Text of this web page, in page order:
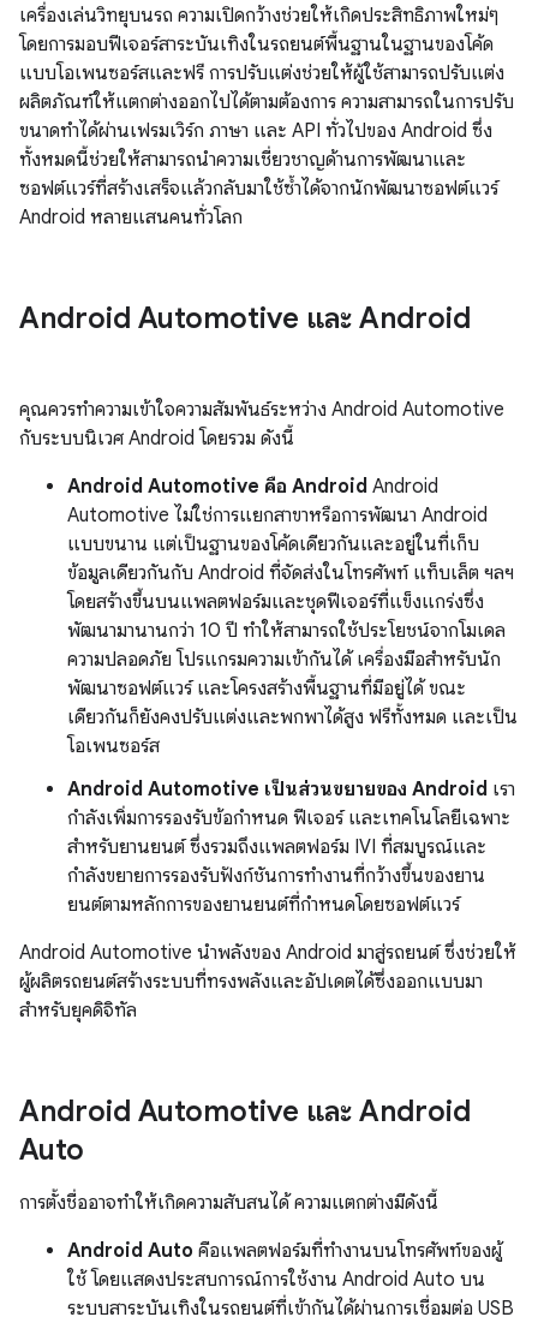
เครื่องเล่นวิทยุบนรถ ความเปิดกว้างช่วยให้เกิดประสิทธิภาพใหม่ๆ
โดยการมอบฟีเจอร์สาระบันเทิงในรถยนต์พื้นฐานในฐานของโค้ด
แบบโอเพนซอร์สและฟรี การปรับแต่งช่วยให้ผู้ใช้สามารถปรับแต่ง
ผลิตภัณฑ์ให้แตกต่างออกไปได้ตามต้องการ ความสามารถในการปรับ
ขนาดทำได้ผ่านเฟรมเวิร์ก ภาษา และ API ทั่วไปของ Android ซึ่ง
ทั้งหมดนี้ช่วยให้สามารถนำความเชี่ยวชาญด้านการพัฒนาและ
ซอฟต์แวร์ที่สร้างเสร็จแล้วกลับมาใช้ซ้ำได้จากนักพัฒนาซอฟต์แวร์
Android หลายแสนคนทั่วโลก
Android Automotive และ Android
คุณควรทำความเข้าใจความสัมพันธ์ระหว่าง Android Automotive
กับระบบนิเวศ Android โดยรวม ดังนี้
Android Automotive คือ Android Android
Automotive ไม่ใช่การแยกสาขาหรือการพัฒนา Android
แบบขนาน แต่เป็นฐานของโค้ดเดียวกันและอยู่ในที่เก็บ
ข้อมูลเดียวกันกับ Android ที่จัดส่งในโทรศัพท์ แท็บเล็ต ฯลฯ
โดยสร้างขึ้นบนแพลตฟอร์มและชุดฟีเจอร์ที่แข็งแกร่งซึ่ง
พัฒนามานานกว่า 10 ปี ทำให้สามารถใช้ประโยชน์จากโมเดล
ความปลอดภัย โปรแกรมความเข้ากันได้ เครื่องมือสำหรับนัก
พัฒนาซอฟต์แวร์ และโครงสร้างพื้นฐานที่มีอยู่ได้ ขณะ
เดียวกันก็ยังคงปรับแต่งและพกพาได้สูง ฟรีทั้งหมด และเป็น
โอเพนซอร์ส
Android Automotive เป็นส่วนขยายของ Android เรา
กำลังเพิ่มการรองรับข้อกำหนด ฟีเจอร์ และเทคโนโลยีเฉพาะ
สำหรับยานยนต์ ซึ่งรวมถึงแพลตฟอร์ม IVI ที่สมบูรณ์และ
กำลังขยายการรองรับฟังก์ชันการทำงานที่กว้างขึ้นของยาน
ยนต์ตามหลักการของยานยนต์ที่กำหนดโดยซอฟต์แวร์
Android Automotive นำพลังของ Android มาสู่รถยนต์ ซึ่งช่วยให้
ผู้ผลิตรถยนต์สร้างระบบที่ทรงพลังและอัปเดตได้ซึ่งออกแบบมา
สำหรับยุคดิจิทัล
Android Automotive และ Android
Auto
การตั้งชื่ออาจทำให้เกิดความสับสนได้ ความแตกต่างมีดังนี้
Android Auto คือแพลตฟอร์มที่ทำงานบนโทรศัพท์ของผู้
ใช้ โดยแสดงประสบการณ์การใช้งาน Android Auto บน
ระบบสาระบันเทิงในรถยนต์ที่เข้ากันได้ผ่านการเชื่อมต่อ USB